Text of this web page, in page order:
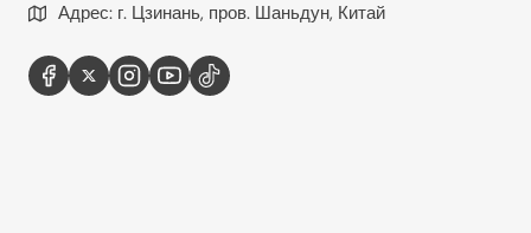
Адрес: г. Цзинань, пров. Шаньдун, Китай